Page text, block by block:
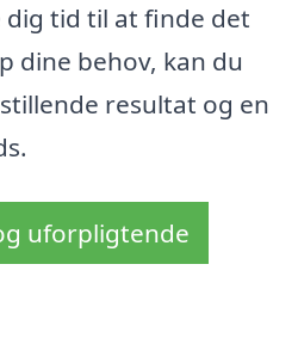
dig tid til at finde det
dine behov, kan du
resultat og en
uforpligtende